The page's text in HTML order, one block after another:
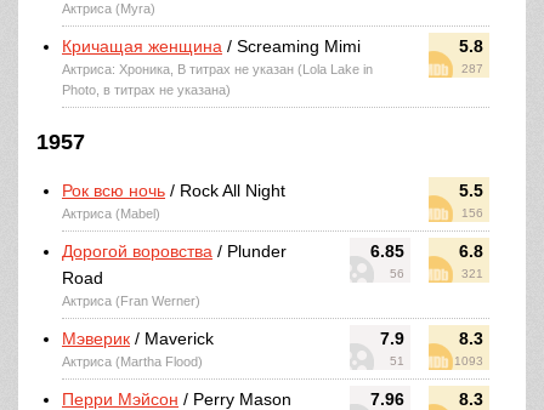
Актриса (Myra)
5.8
287
Кричащая женщина / Screaming Mimi
Актриса: Хроника, В титрах не указан (Lola Lake in
Photo, в титрах не указана)
1957
5.5
156
Рок всю ночь / Rock All Night
Актриса (Mabel)
6.85
56
6.8
321
Дорогой воровства / Plunder
Road
Актриса (Fran Werner)
7.9
51
8.3
1093
Мэверик / Maverick
Актриса (Martha Flood)
7.96 8.3
Перри Мэйсон / Perry Mason